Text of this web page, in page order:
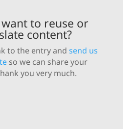
to reuse or
content?
to the entry and send us
so we can share your
you very much.